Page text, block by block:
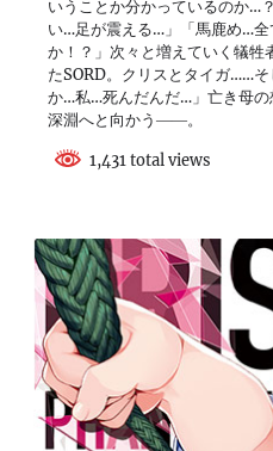
いうことか分かっているのか…
い…足が震える…」「馬鹿め…全
か！？」次々と増えていく犠牲
たSORD。クリスとタイガ……
か…私…死んだんだ…」亡き母の
深淵へと向かう――。
1,431 total views